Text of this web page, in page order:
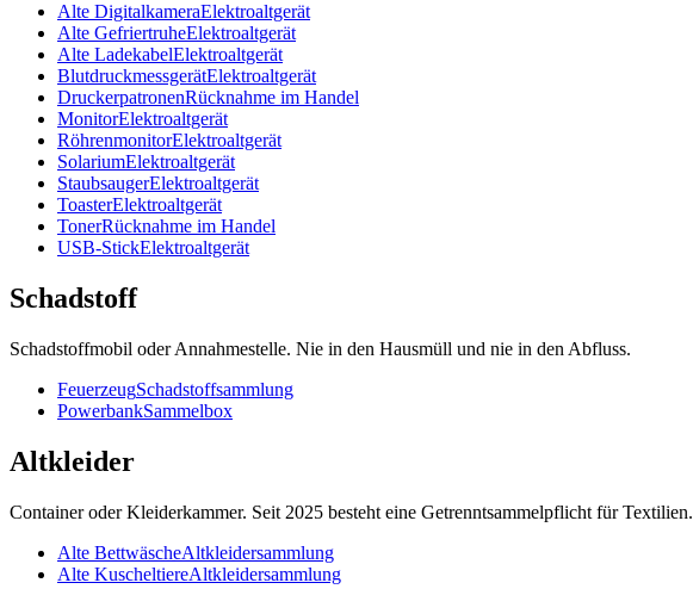
Alte DigitalkameraElektroaltgerät
Alte GefriertruheElektroaltgerät
Alte LadekabelElektroaltgerät
BlutdruckmessgerätElektroaltgerät
DruckerpatronenRücknahme im Handel
MonitorElektroaltgerät
RöhrenmonitorElektroaltgerät
SolariumElektroaltgerät
StaubsaugerElektroaltgerät
ToasterElektroaltgerät
TonerRücknahme im Handel
USB-StickElektroaltgerät
Schadstoff
Schadstoffmobil oder Annahmestelle. Nie in den Hausmüll und nie in den Abfluss.
FeuerzeugSchadstoffsammlung
PowerbankSammelbox
Altkleider
Container oder Kleiderkammer. Seit 2025 besteht eine Getrenntsammelpflicht für Textilien.
Alte BettwäscheAltkleidersammlung
Alte KuscheltiereAltkleidersammlung